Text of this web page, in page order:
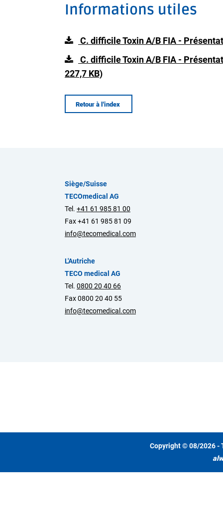
Informations utiles
C. difficile Toxin A/B FIA -
C. difficile Toxin A/B FIA -
227,7 KB)
Retour à l'index
Siège/Suisse
TECOmedical AG
Tel. +41 61 985 81 00
Fax +41 61 985 81 09
info@tecomedical.com
L'Autriche
TECO medical AG
Tel. 0800 20 40 66
Fax 0800 20 40 55
info@tecomedical.com
Copyright © 08/2026 -